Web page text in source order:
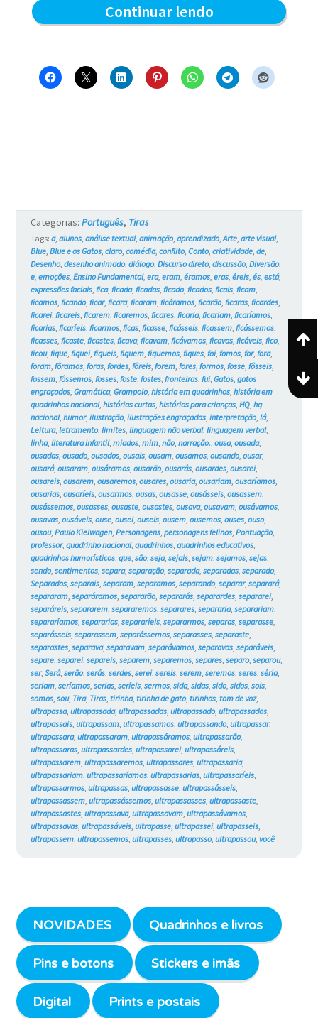
Continuar lendoGrampolo
linha
Gatos
#5
Categorias: Português, Tiras
Tags: a, alunos, análise textual, animação, aprendizado,Arte, arte visual,
Blue, Blue e os Gatos, claro, comédia, conflito, Conto, criatividade, de,
Desenho, desenho animado, diálogo, Discurso direto, discussão, Diversão,
e, emoções, Ensino Fundamental, era, eram, éramos, eras, éreis, és, está,
expressões faciais, fica, ficada, ficadas, ficado, ficados, ficais, ficam,
ficamos, ficando, ficar, ficara, ficaram, ficáramos, ficarão, ficaras, ficardes,
ficarei, ficareis, ficarem, ficaremos, ficares, ficaria, ficariam, ficaríamos,
ficarias, ficaríeis, ficarmos, ficas, ficasse, ficásseis, ficassem, ficássemos,
ficasses, ficaste, ficastes, ficava, ficavam, ficávamos, ficavas, ficáveis, fico,
ficou, fique, fiquei, fiqueis, fiquem, fiquemos, fiques, foi, fomos, for, fora,
foram, fôramos, foras, fordes, fôreis, forem, fores, formos, fosse, fôsseis,
fossem, fôssemos, fosses, foste, fostes, fronteiras, fui, Gatos, gatos
engraçados, Gramática, Grampolo, história em quadrinhos, história em
quadrinhos nacional, histórias curtas, histórias para crianças, HQ, hq
nacional, humor, ilustração, ilustrações engraçadas, interpretação, lá,
Leitura, letramento, limites, linguagem não verbal, linguagem verbal,
linha, literatura infantil, miados, mim, não, narração., ousa, ousada,
ousadas, ousado, ousados, ousais, ousam, ousamos, ousando, ousar,
ousará, ousaram, ousáramos, ousarão, ousarás, ousardes, ousarei,
ousareis, ousarem, ousaremos, ousares, ousaria, ousariam, ousaríamos,
ousarias, ousaríeis, ousarmos, ousas, ousasse, ousásseis, ousassem,
ousássemos, ousasses, ousaste, ousastes, ousava, ousavam, ousávamos,
ousavas, ousáveis, ouse, ousei, ouseis, ousem, ousemos, ouses, ouso,
ousou, Paulo Kielwagen, Personagens, personagens felinos, Pontuação,
professor, quadrinho nacional, quadrinhos, quadrinhos educativos,
quadrinhos humorísticos, que, são, seja, sejais, sejam, sejamos, sejas,
sendo, sentimentos, separa, separação, separada, separadas, separado,
Separados, separais, separam, separamos, separando, separar, separará,
separaram, separáramos, separarão, separarás, separardes, separarei,
separáreis, separarem, separaremos, separares, separaria, separariam,
separaríamos, separarias, separaríeis, separarmos, separas, separasse,
separásseis, separassem, separássemos, separasses, separaste,
separastes, separava, separavam, separávamos, separavas, separáveis,
separe, separei, separeis, separem, separemos, separes, separo, separou,
ser, Será, serão, serás, serdes, serei, sereis, serem, seremos, seres, séria,
seriam, seríamos, serias, seríeis, sermos, sida, sidas, sido, sidos, sois,
somos, sou, Tira, Tiras, tirinha, tirinha de gato, tirinhas, tom de voz,
ultrapassa, ultrapassada, ultrapassadas, ultrapassado, ultrapassados,
ultrapassais, ultrapassam, ultrapassamos, ultrapassando, ultrapassar,
ultrapassara, ultrapassaram, ultrapassáramos, ultrapassarão,
ultrapassaras, ultrapassardes, ultrapassarei, ultrapassáreis,
ultrapassarem, ultrapassaremos, ultrapassares, ultrapassaria,
ultrapassariam, ultrapassaríamos, ultrapassarias, ultrapassaríeis,
ultrapassarmos, ultrapassas, ultrapassasse, ultrapassásseis,
ultrapassassem, ultrapassássemos, ultrapassasses, ultrapassaste,
ultrapassastes, ultrapassava, ultrapassavam, ultrapassávamos,
ultrapassavas, ultrapassáveis, ultrapasse, ultrapassei, ultrapasseis,
ultrapassem, ultrapassemos, ultrapasses, ultrapasso, ultrapassou, você
NOVIDADES Quadrinhos e livros
Pins e botons Stickers e imãs
Digital Prints e postais